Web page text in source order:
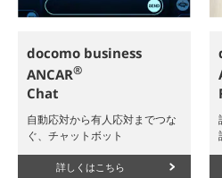
docomo business
ANCAR®
Chat
自動応対から有人応対までつな
ぐ、チャットボット
詳しくはこちら